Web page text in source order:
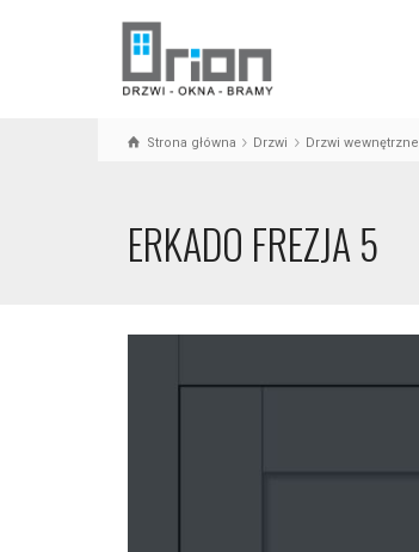
Strona główna Drzwi Drzwi wewnętrzne
ERKADO FREZJA 5